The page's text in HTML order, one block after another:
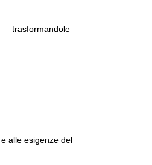
— trasformandole
alle esigenze del